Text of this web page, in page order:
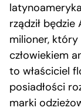
rządził
milioner, który
człowiekiem
to właściciel
posiadłości
marki